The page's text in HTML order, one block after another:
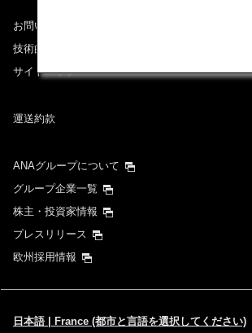
お問い合わせ
技術的なお問い合わせ（推奨環境）
サイトマップ
運送約款
ANAグループについて
グループ企業一覧
株主・投資家情報
プレスリリース
欧州採用情報
日本語 | France (都市と言語を選択してください)